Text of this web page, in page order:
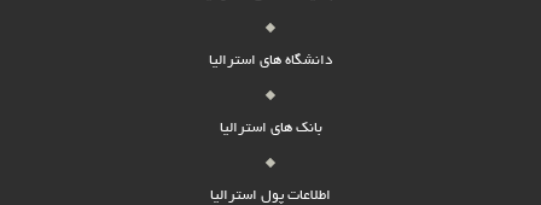
دانشگاه های استرالیا
بانک های استرالیا
اطلاعات پول استرالیا